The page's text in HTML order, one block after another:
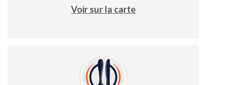
Voir sur la carte